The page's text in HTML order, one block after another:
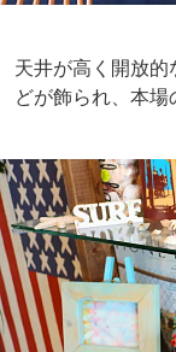
天井が高く開放
どが飾られ、本場